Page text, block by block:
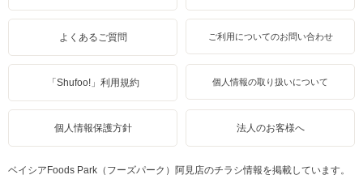
よくあるご質問 ご利用についてのお問い合わせ
「Shufoo!」利用規約 個人情報の取り扱いについて
個人情報保護方針 法人のお客様へ
ベイシアFoods Park（フーズパーク）阿見店のチラシ情報を掲載しています。